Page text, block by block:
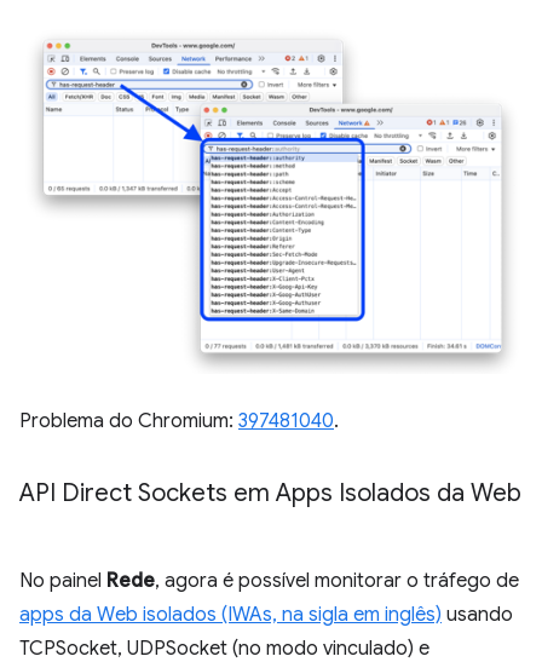
Problema do Chromium: 397481040.
API Direct Sockets em Apps Isolados da Web
No painel Rede, agora é possível monitorar o tráfego de
apps da Web isolados (IWAs, na sigla em inglês) usando
TCPSocket, UDPSocket (no modo vinculado) e